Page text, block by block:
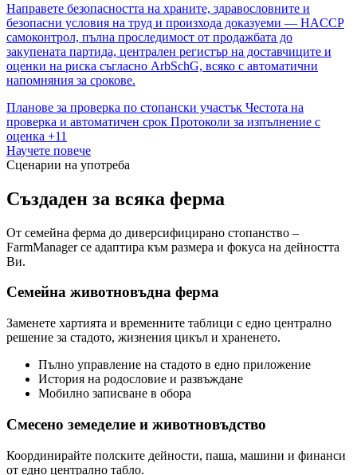
Направете безопасността на храните, здравословните и
безопасни условия на труд и произхода доказуеми — HACCP
самоконтрол, пълна проследимост от продажбата до
закупената партида, централен регистър на доставчиците и
оценки на риска съгласно ArbSchG, всяко с автоматични
напомняния за срокове.
Планове за проверка по стопански участък Честота на
проверка и автоматичен срок Протоколи за изпълнение с
оценка +11
Научете повече
Сценарии на употреба
Създаден за всяка ферма
От семейна ферма до диверсифицирано стопанство –
FarmManager се адаптира към размера и фокуса на дейността
Ви.
Семейна животновъдна ферма
Заменете хартията и временните таблици с едно централно
решение за стадото, жизнения цикъл и храненето.
Пълно управление на стадото в едно приложение
История на родословие и развъждане
Мобилно записване в обора
Смесено земеделие и животновъдство
Координирайте полските дейности, паша, машини и финанси
от едно централно табло.